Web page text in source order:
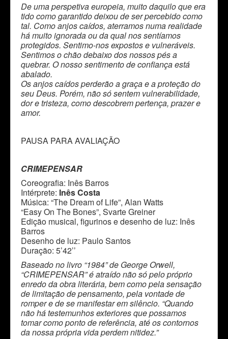
De uma perspetiva europeia, muito daquilo que era
tido como garantido deixou de ser percebido como
tal. Como anjos caídos, aterramos numa realidade
há muito ignorada ou da qual nos sentíamos
protegidos. Sentimo-nos expostos e vulneráveis.
Sentimos o chão debaixo dos nossos pés a
quebrar. O nosso sentimento de confiança está
abalado.
Os anjos caídos perderão a graça e a proteção do
seu Deus. Porém, não só sentem vulnerabilidade,
dor e tristeza, como descobrem pertença, prazer e
amor.
PAUSA PARA AVALIAÇÃO
CRIMEPENSAR
Coreografia: Inês Barros
Intérprete: Inês Costa
Música: “The Dream of Life”, Alan Watts
“Easy On The Bones”, Svarte Greiner
Edição musical, figurinos e desenho de luz: Inês
Barros
Desenho de luz: Paulo Santos
Duração: 5’42’’
Baseado no livro “1984” de George Orwell,
“CRIMEPENSAR” é atraído não só pelo próprio
enredo da obra literária, bem como pela sensação
de limitação de pensamento, pela vontade de
romper e de se manifestar em silêncio. “Quando
não há testemunhos exteriores que possamos
tomar como ponto de referência, até os contornos
da nossa própria vida perdem nitidez.”